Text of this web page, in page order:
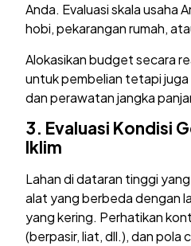
Anda. Evaluasi skala usaha
hobi, pekarangan rumah,
Alokasikan budget secara
untuk pembelian tetapi
dan perawatan jangka
3. Evaluasi Kondisi
Iklim
Lahan di dataran tinggi
alat yang berbeda dengan
yang kering. Perhatikan
(berpasir, liat, dll.), dan pola